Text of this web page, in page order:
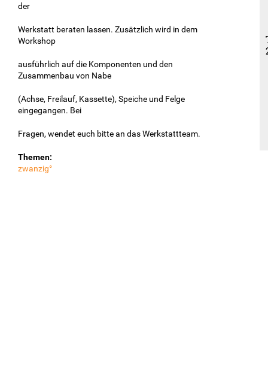
der
Werkstatt beraten lassen. Zusätzlich wird in dem
Workshop
ausführlich auf die Komponenten und den
Zusammenbau von Nabe
(Achse, Freilauf, Kassette), Speiche und Felge
eingegangen. Bei
Fragen, wendet euch bitte an das Werkstattteam.
Themen:
zwanzig°